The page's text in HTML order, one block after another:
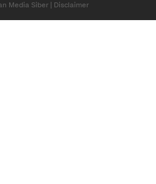
Media Siber Disclaimer